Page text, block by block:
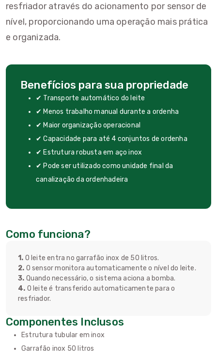
resfriador através do acionamento por sensor de
nível, proporcionando uma operação mais prática
e organizada.
Benefícios para sua propriedade
✔ Transporte automático do leite
✔ Menos trabalho manual durante a ordenha
✔ Maior organização operacional
✔ Capacidade para até 4 conjuntos de ordenha
✔ Estrutura robusta em aço inox
✔ Pode ser utilizado como unidade final da
canalização da ordenhadeira
Como funciona?
1. O leite entra no garrafão inox de 50 litros.
2. O sensor monitora automaticamente o nível do leite.
3. Quando necessário, o sistema aciona a bomba.
4. O leite é transferido automaticamente para o
resfriador.
Componentes Inclusos
Estrutura tubular em inox
Garrafão inox 50 litros